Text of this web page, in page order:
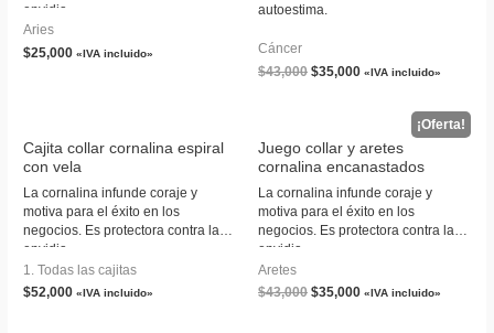
envidia.
Aries
$25,000 «IVA incluido»
autoestima.
Cáncer
$43,000 $35,000 «IVA incluido»
Cajita collar cornalina espiral
con vela
La cornalina infunde coraje y
motiva para el éxito en los
negocios. Es protectora contra la
envidia.
1. Todas las cajitas
$52,000 «IVA incluido»
Juego collar y aretes
cornalina encanastados
La cornalina infunde coraje y
motiva para el éxito en los
negocios. Es protectora contra la
envidia.
Aretes
$43,000 $35,000 «IVA incluido»